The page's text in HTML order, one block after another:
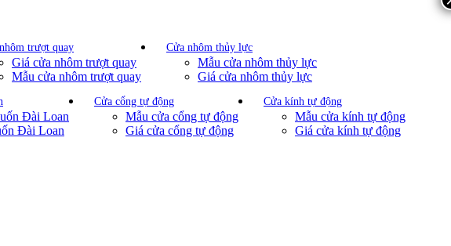
trượt quay
Giá cửa nhôm trượt quay
Mẫu cửa nhôm trượt quay
Cửa nhôm thủy lực
Mẫu cửa nhôm thủy lực
Giá cửa nhôm thủy lực
Đài Loan
Đài Loan
Cửa cổng tự động
Mẫu cửa cổng tự động
Giá cửa cổng tự động
Cửa kính tự động
Mẫu cửa kính tự động
Giá cửa kính tự động